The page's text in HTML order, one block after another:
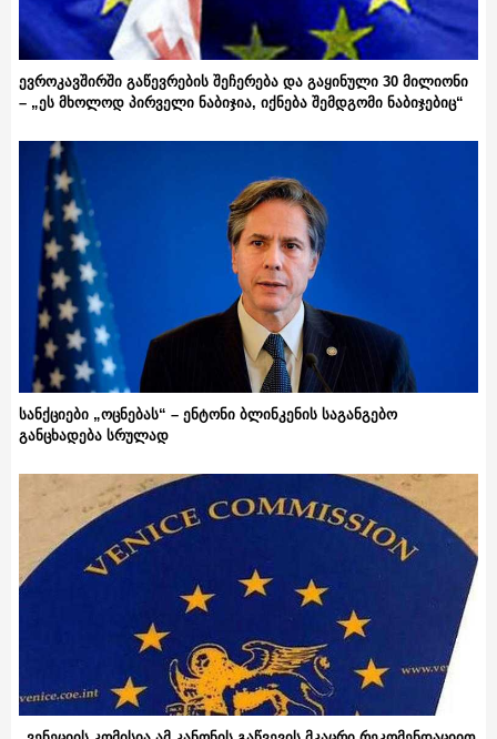
ევროკავშირში გაწევრების შეჩერება და გაყინული 30 მილიონი
– „ეს მხოლოდ პირველი ნაბიჯია, იქნება შემდგომი ნაბიჯებიც“
სანქციები „ოცნებას“ – ენტონი ბლინკენის საგანგებო
განცხადება სრულად